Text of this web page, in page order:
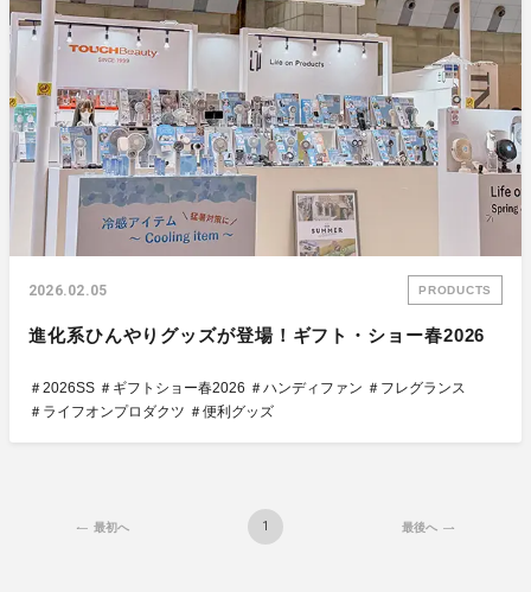
2026.02.05 PRODUCTS
進化系ひんやりグッズが登場！ギフト・ショー春2026
＃2026SS ＃ギフトショー春2026 ＃ハンディファン ＃フレグランス
＃ライフオンプロダクツ ＃便利グッズ
最初へ 1 最後へ